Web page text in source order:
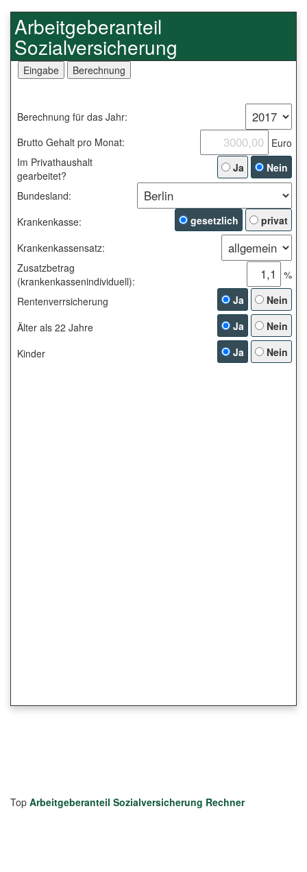
Arbeitgeberanteil
Sozialversicherung
Berechnung für das Jahr:
Brutto Gehalt pro Monat:
Euro
Im Privathaushalt
gearbeitet?
Ja Nein
Bundesland:
Krankenkasse:
gesetzlich
privat
Krankenkassensatz:
Zusatzbetrag
(krankenkassenindividuell):
%
Rentenverrsicherung
Ja
Nein
Älter als 22 Jahre
Ja
Nein
Kinder
Ja Nein
Top Arbeitgeberanteil Sozialversicherung Rechner